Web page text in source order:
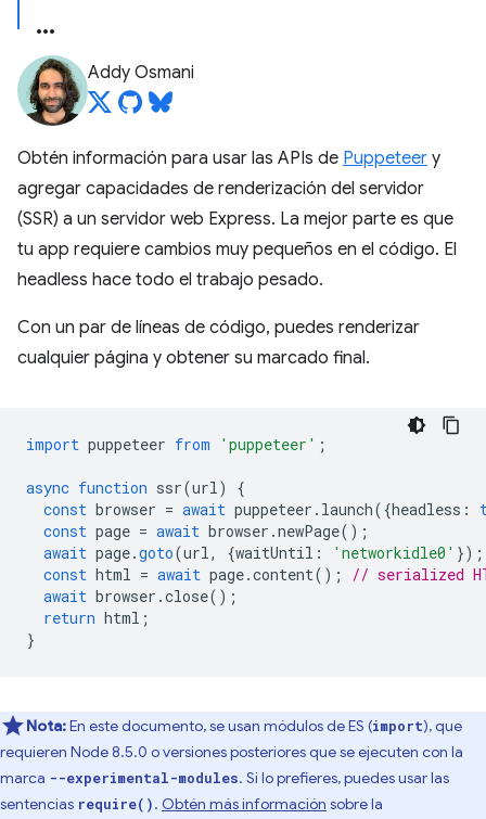
Addy Osmani
Obtén información para usar las APIs de Puppeteer y
agregar capacidades de renderización del servidor
(SSR) a un servidor web Express. La mejor parte es que
tu app requiere cambios muy pequeños en el código. El
headless hace todo el trabajo pesado.
Con un par de líneas de código, puedes renderizar
cualquier página y obtener su marcado final.
import puppeteer from 'puppeteer' ;
async function ssr(url)
{
const browser = await puppeteer . launch({headless :
const page = await browser .newPage();
await page.goto(url, {waitUntil : 'networkidle0' });
const html = await page.content();
// serialized
await browser .close();
return html ;
}
Nota:En este documento, se usan módulos de ES (import), que
requieren Node 8.5.0 o versiones posteriores que se ejecuten con la
marca --experimental-modules. Si lo prefieres, puedes usar las
sentencias require(). Obtén más información sobre la